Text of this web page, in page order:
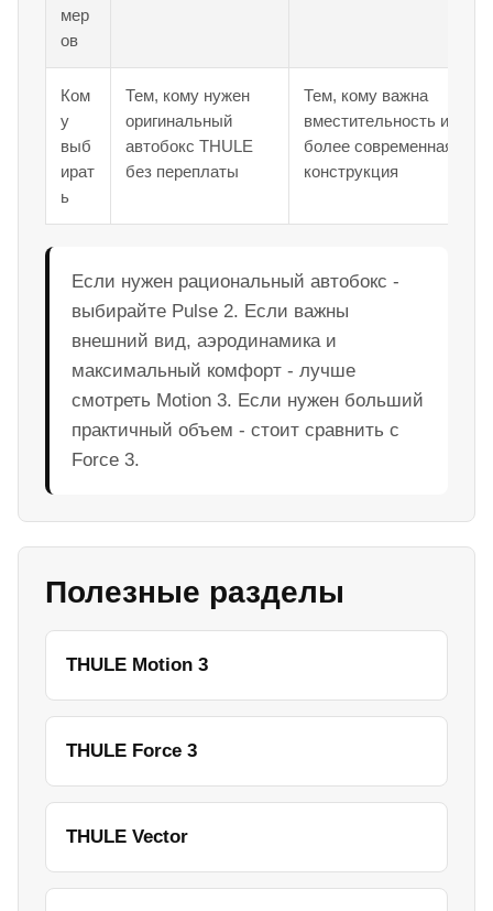
мер
ов
Ком
у
выб
ират
ь
Тем, кому нужен
оригинальный
автобокс THULE
без переплаты
Тем, кому важна
вместительность и
более современная
конструкция
Если нужен рациональный автобокс -
выбирайте Pulse 2. Если важны
внешний вид, аэродинамика и
максимальный комфорт - лучше
смотреть Motion 3. Если нужен больший
практичный объем - стоит сравнить с
Force 3.
Полезные разделы
THULE Motion 3
THULE Force 3
THULE Vector